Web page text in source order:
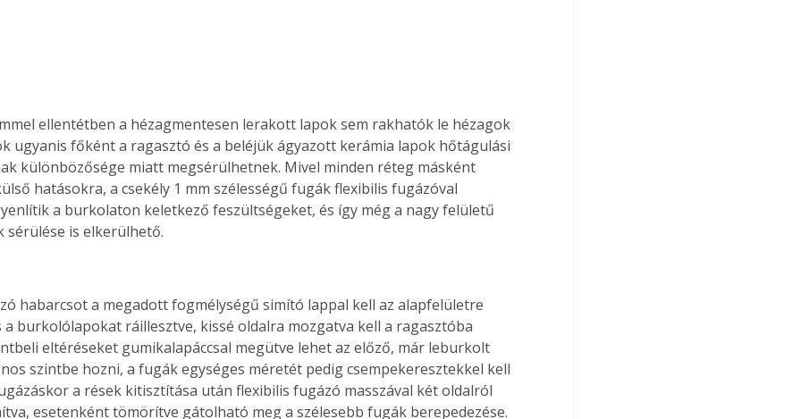
Gyógyító növények: a
természet kincsei az
ellentétben a hézagmentesen lerakott lapok sem rakhatók le hézagok
ugyanis főként a ragasztó és a beléjük ágyazott kerámia lapok hőtágulási
különbözősége miatt megsérülhetnek. Mivel minden réteg másként
hatásokra, a csekély 1 mm szélességű fugák flexibilis fugázóval
a burkolaton keletkező feszültségeket, és így még a nagy felületű
sérülése is elkerülhető.
habarcsot a megadott fogmélységű simító lappal kell az alapfelületre
burkolólapokat ráillesztve, kissé oldalra mozgatva kell a ragasztóba
eltéréseket gumikalapáccsal megütve lehet az előző, már leburkolt
szintbe hozni, a fugák egységes méretét pedig csempekeresztekkel kell
a rések kitisztítása után flexibilis fugázó masszával két oldalról
esetenként tömörítve gátolható meg a szélesebb fugák berepedezése.